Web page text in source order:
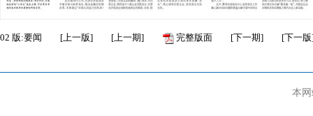
02 版:要闻 [上一版] [上一期] 完整版面 [下一期] [下一版
本